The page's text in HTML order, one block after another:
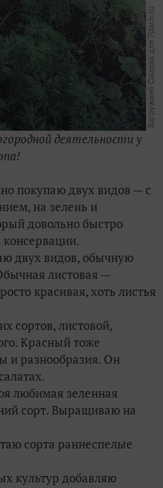
деятельности у
покупаю двух видов — с
на зелень и
довольно быстро
двух видов, обычную
листовая —
красивая, хоть листья
сортов, листовой,
Красный тоже
и разнообразия. Он
любимая зеленная
сорт. Выращиваю на
сорта раннеспелые
культур добавляю